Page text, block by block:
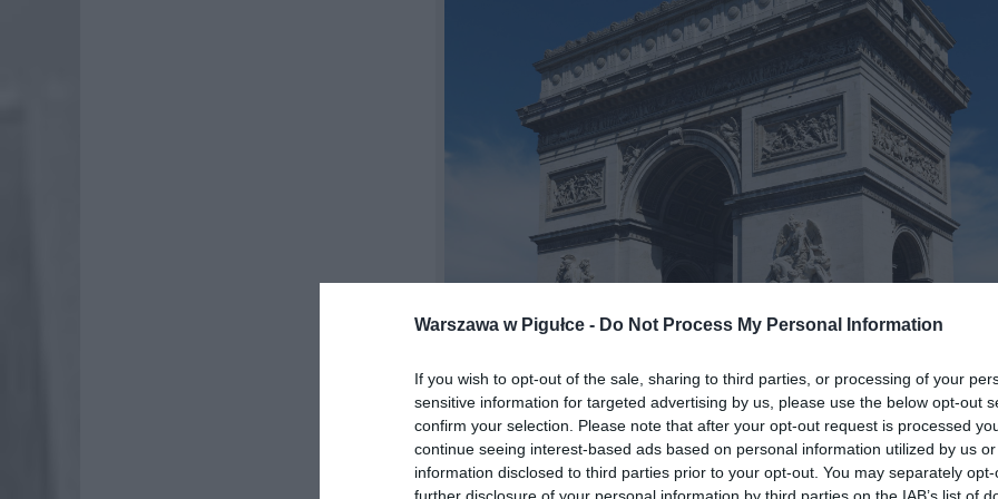
Warszawa w Pigułce - Do Not Process My Personal Information
If you wish to opt-out of the sale, sharing to third parties, or processing of your
sensitive information for targeted advertising by us, please use the below opt-out
confirm your selection. Please note that after your opt-out request is processed
continue seeing interest-based ads based on personal information utilized by us
information disclosed to third parties prior to your opt-out. You may separately
further disclosure of your personal information by third parties on the IAB’s list of
Łuk Triumfalny w Paryżu. Fot. Wikipedia.pl
W 2019 roku budowę łuku zapowiedział Mateusz Morawiecki. Miał on